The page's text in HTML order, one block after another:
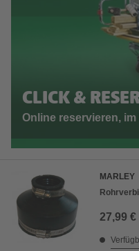
CLICK &
Online reservieren,
MARLEY
27,99 €